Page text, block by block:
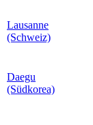
Lausanne
(Schweiz)
Daegu
(Südkorea)